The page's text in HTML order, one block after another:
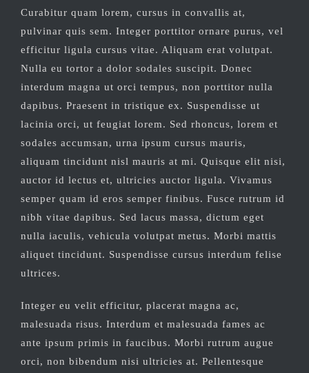
Curabitur quam lorem, cursus in convallis at,
pulvinar quis sem. Integer porttitor ornare purus, vel
efficitur ligula cursus vitae. Aliquam erat volutpat.
Nulla eu tortor a dolor sodales suscipit. Donec
interdum magna ut orci tempus, non porttitor nulla
dapibus. Praesent in tristique ex. Suspendisse ut
lacinia orci, ut feugiat lorem. Sed rhoncus, lorem et
sodales accumsan, urna ipsum cursus mauris,
aliquam tincidunt nisl mauris at mi. Quisque elit nisi,
auctor id lectus et, ultricies auctor ligula. Vivamus
semper quam id eros semper finibus. Fusce rutrum id
nibh vitae dapibus. Sed lacus massa, dictum eget
nulla iaculis, vehicula volutpat metus. Morbi mattis
aliquet tincidunt. Suspendisse cursus interdum felise
ultrices.
Integer eu velit efficitur, placerat magna ac,
malesuada risus. Interdum et malesuada fames ac
ante ipsum primis in faucibus. Morbi rutrum augue
orci, non bibendum nisi ultricies at. Pellentesque